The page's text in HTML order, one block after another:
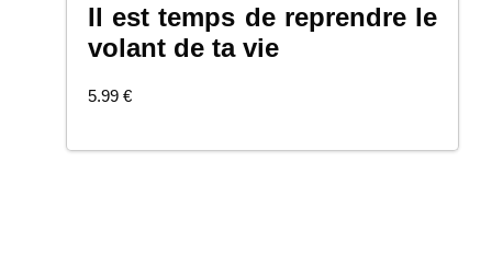
COMMANDER
Il est temps de reprendre le
volant de ta vie
5.99 €